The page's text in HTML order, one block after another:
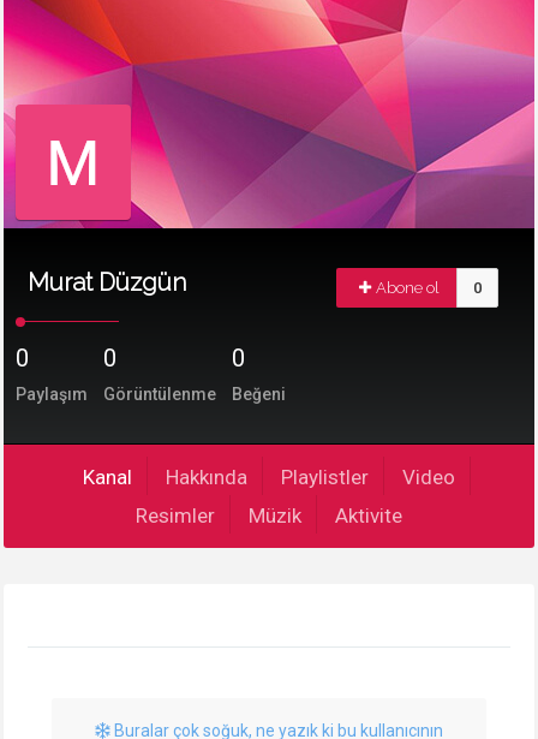
Murat Düzgün Abone ol 0
0
Paylaşım
0
Görüntülenme
0
Beğeni
Kanal Hakkında Playlistler
Video
Resimler
Müzik Aktivite
Buralar çok soğuk, ne yazık ki bu kullanıcının